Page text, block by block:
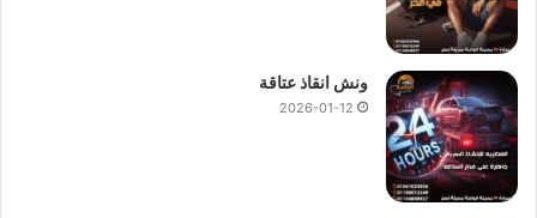
ونش انقاذ عتاقة
2026-01-12